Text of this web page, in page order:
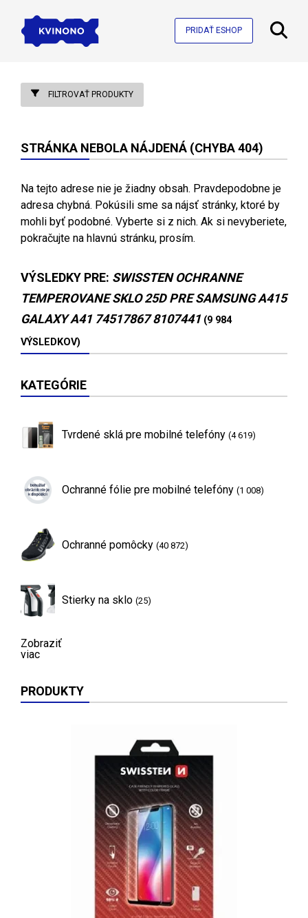
PRIDAŤ ESHOP
FILTROVAŤ PRODUKTY
STRÁNKA NEBOLA NÁJDENÁ (CHYBA 404)
Na tejto adrese nie je žiadny obsah. Pravdepodobne je
adresa chybná. Pokúsili sme sa nájsť stránky, ktoré by
mohli byť podobné. Vyberte si z nich. Ak si nevyberiete,
pokračujte na hlavnú stránku, prosím.
VÝSLEDKY PRE: SWISSTEN OCHRANNE
TEMPEROVANE SKLO 25D PRE SAMSUNG A415
GALAXY A41 74517867 8107441 (9 984
VÝSLEDKOV)
KATEGÓRIE
Tvrdené sklá pre mobilné telefóny (4 619)
Ochranné fólie pre mobilné telefóny (1 008)
Ochranné pomôcky (40 872)
Stierky na sklo (25)
Zobraziť
viac
PRODUKTY